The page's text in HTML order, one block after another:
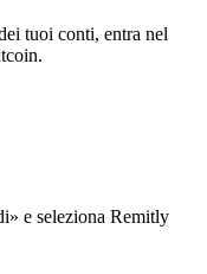
tuoi conti, entra nel
e seleziona Remitly